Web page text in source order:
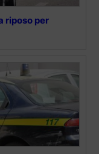
riposo per